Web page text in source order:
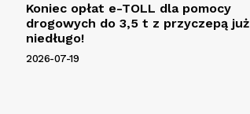
Koniec opłat e-TOLL dla pomocy
drogowych do 3,5 t z przyczepą już
niedługo!
2026-07-19